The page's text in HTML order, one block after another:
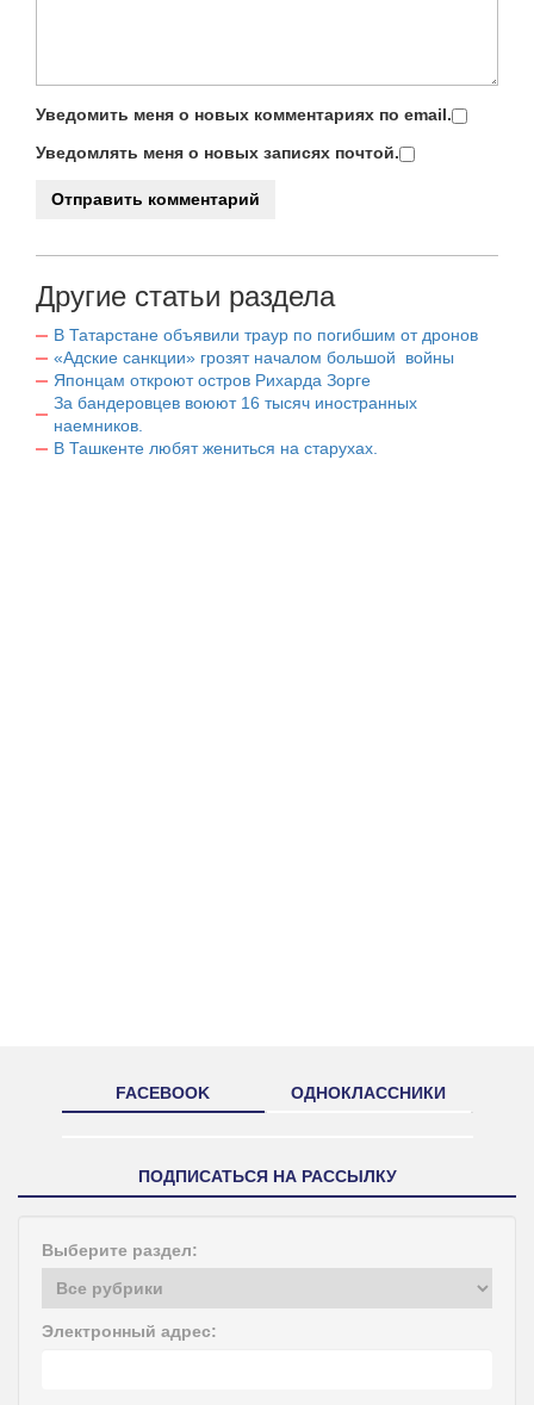
Уведомить меня о новых комментариях по email.
Уведомлять меня о новых записях почтой.
Другие статьи раздела
В Татарстане объявили траур по погибшим от дронов
«Адские санкции» грозят началом большой войны
Японцам откроют остров Рихарда Зорге
За бандеровцев воюют 16 тысяч иностранных
наемников.
В Ташкенте любят жениться на старухах.
FACEBOOK ОДНОКЛАССНИКИ
ПОДПИСАТЬСЯ НА РАССЫЛКУ
Выберите раздел:
Электронный адрес: